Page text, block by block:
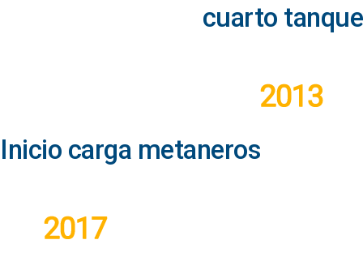
cuarto tanque
Inicio carga metaneros